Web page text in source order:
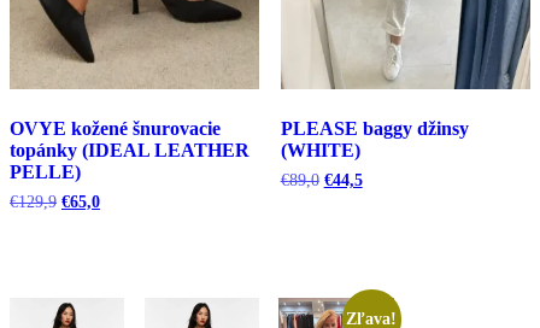
OVYE kožené šnurovacie
topánky (IDEAL LEATHER
PELLE)
€129,9 Pôvodná
€65,0Aktuálna
PLEASE baggy džinsy
(WHITE)
€89,0 Pôvodná
€44,5Aktuálna
Zľava!